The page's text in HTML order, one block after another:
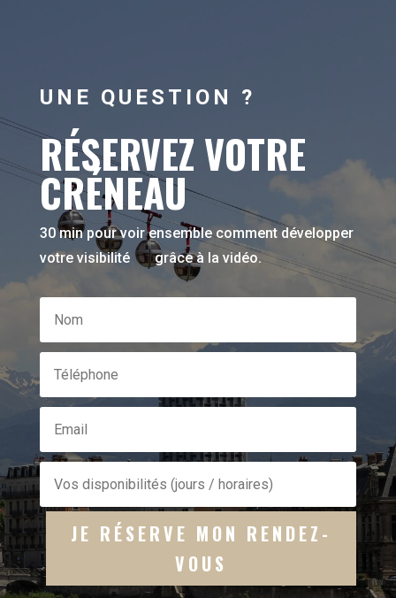
UNE QUESTION ?
RÉSERVEZ VOTRE
CRÉNEAU
30 min pour voir ensemble comment développer
votre visibilitégrâce à la vidéo.
JE RÉSERVE MON RENDEZ-
VOUS